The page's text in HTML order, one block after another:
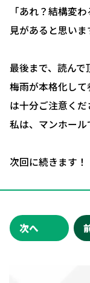
労務システ
お客様の声
会社概要
お問い合わ
「あれ？結構変
見があると思いま
最後まで、読んで
梅雨が本格化し
は十分ご注意くだ
私は、マンホー
次回に続きます！
次へ